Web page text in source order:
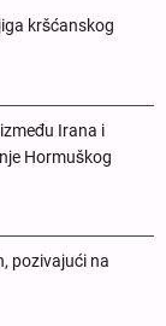
kršćanskog
Irana i
Hormuškog
pozivajući na